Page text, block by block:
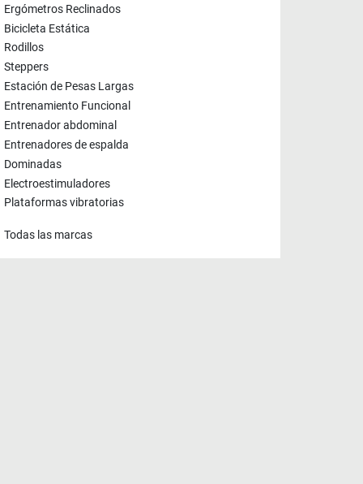
Ergómetros Reclinados
Bicicleta Estática
Rodillos
Steppers
Estación de Pesas Largas
Entrenamiento Funcional
Entrenador abdominal
Entrenadores de espalda
Dominadas
Electroestimuladores
Plataformas vibratorias
Todas las marcas